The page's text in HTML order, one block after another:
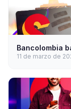
Bancolombia
11 de marzo de